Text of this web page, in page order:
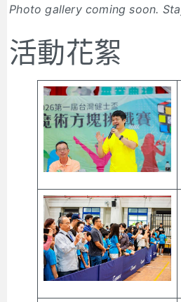
Photo gallery coming soon.
活動花絮